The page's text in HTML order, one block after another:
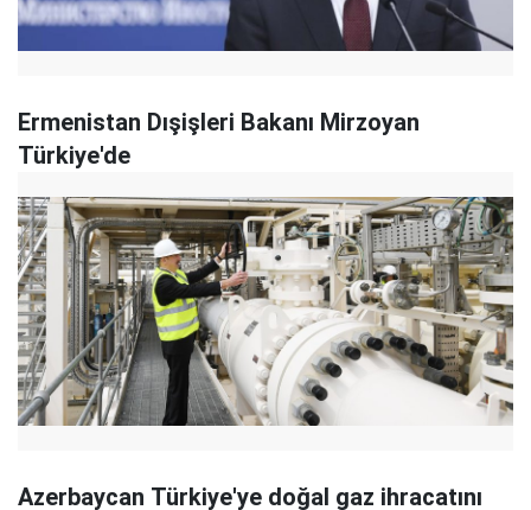
Ermenistan Dışişleri Bakanı Mirzoyan
Türkiye'de
Azerbaycan Türkiye'ye doğal gaz ihracatını